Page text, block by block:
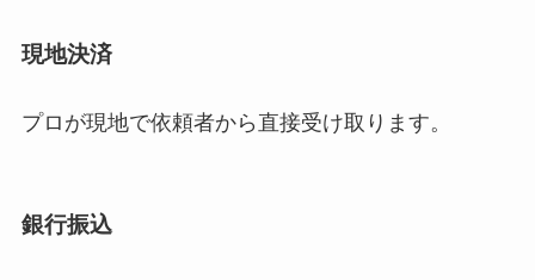
現地決済
プロが現地で依頼者から直接受け取ります。
銀行振込